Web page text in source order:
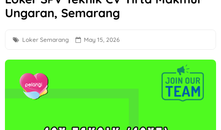
Lowongan Kerja Anak Panah Kopi Yogyakarta untuk 2 Posisi
Loker Human Resource & General Affairs di Plamongan
Loker Sleman di PT Bigga Damai Utama Bulan Agustus 2026
Ungaran, Semarang
Loker Semarang May 15, 2026